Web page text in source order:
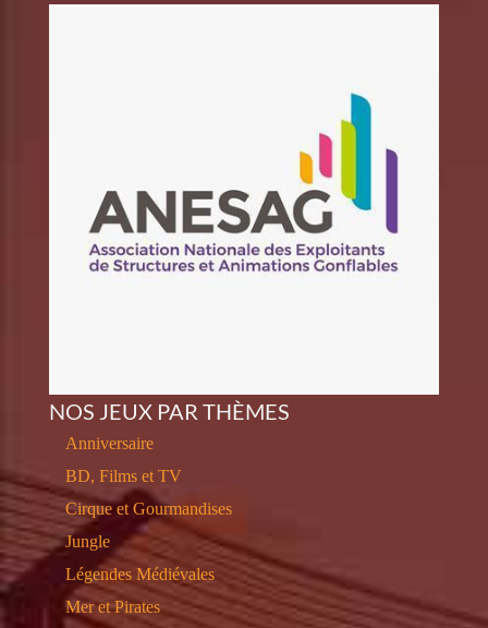
NOS JEUX PAR THÈMES
Anniversaire
BD, Films et TV
Cirque et Gourmandises
Jungle
Légendes Médiévales
Mer et Pirates